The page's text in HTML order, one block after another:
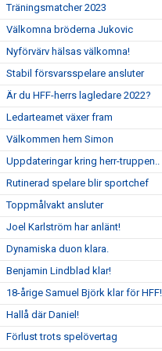
Träningsmatcher 2023
Välkomna bröderna Jukovic
Nyförvärv hälsas välkomna!
Stabil försvarsspelare ansluter
Är du HFF-herrs lagledare 2022?
Ledarteamet växer fram
Välkommen hem Simon
Uppdateringar kring herr-truppen..
Rutinerad spelare blir sportchef
Toppmålvakt ansluter
Joel Karlström har anlänt!
Dynamiska duon klara.
Benjamin Lindblad klar!
18-årige Samuel Björk klar för HFF!
Hallå där Daniel!
Förlust trots spelövertag